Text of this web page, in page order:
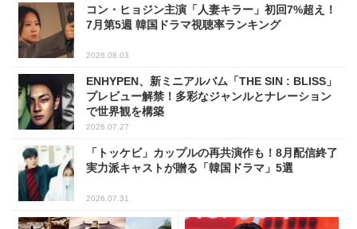
コン・ヒョジン主演「人妻キラー」初回7%超え！
7月第5週 韓国ドラマ視聴率ランキング
2026.08.03
ENHYPEN、新ミニアルバム「THE SIN : BLISS」
プレビュー解禁！多彩なジャンルとナレーション
で世界観を構築
2026.07.27
「トッケビ」カップルの再共演作も！8月配信終了
実力派キャストが贈る「韓国ドラマ」5選
2026.07.31